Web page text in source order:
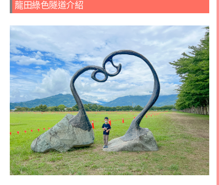
龍田綠色隧道介紹